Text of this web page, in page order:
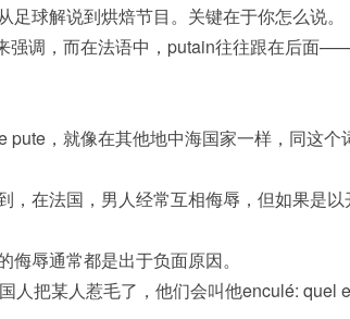
球解说到烘焙节目。关键在于你怎么说。
强调，而在法语中，putain往往跟在后面
，就像在其他地中海国家一样，同这个
，在法国，男人经常互相侮辱，但如果是
辱通常都是出于负面原因。
人把某人惹毛了，他们会叫他enculé: